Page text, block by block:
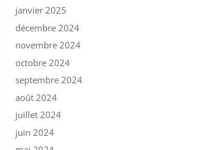
janvier 2025
décembre 2024
novembre 2024
octobre 2024
septembre 2024
août 2024
juillet 2024
juin 2024